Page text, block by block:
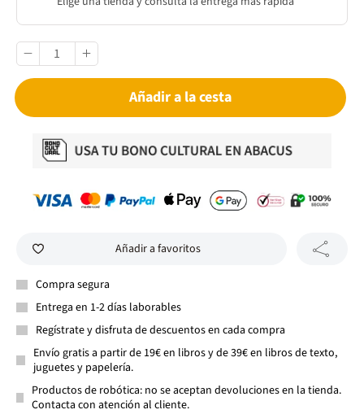
Añadir a la cesta
Añadir a favoritos
Compra segura
Entrega en 1-2 días laborables
Regístrate y disfruta de descuentos en cada compra
Envío gratis a partir de 19€ en libros y de 39€ en libros de texto,
juguetes y papelería.
Productos de robótica: no se aceptan devoluciones en la tienda.
Contacta con atención al cliente.